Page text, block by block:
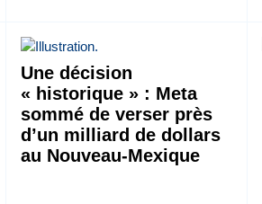
Une décision
« historique » : Meta
sommé de verser près
d’un milliard de dollars
au Nouveau-Mexique